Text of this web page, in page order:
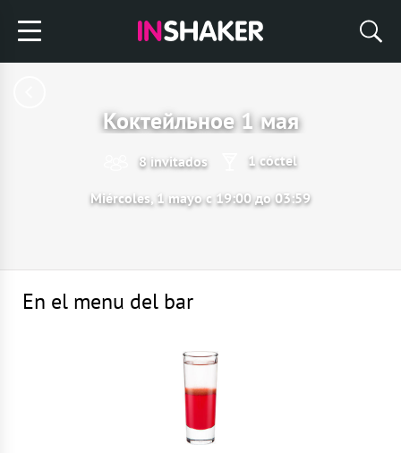
Коктейльное 1 мая
8 invitados 1 cóctel
Miércoles, 1 mayo с 19:00 до 03:59
En el menu del bar